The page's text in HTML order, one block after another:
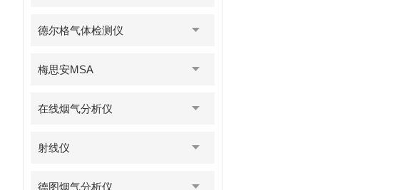
德尔格气体检测仪
梅思安MSA
在线烟气分析仪
射线仪
德图烟气分析仪